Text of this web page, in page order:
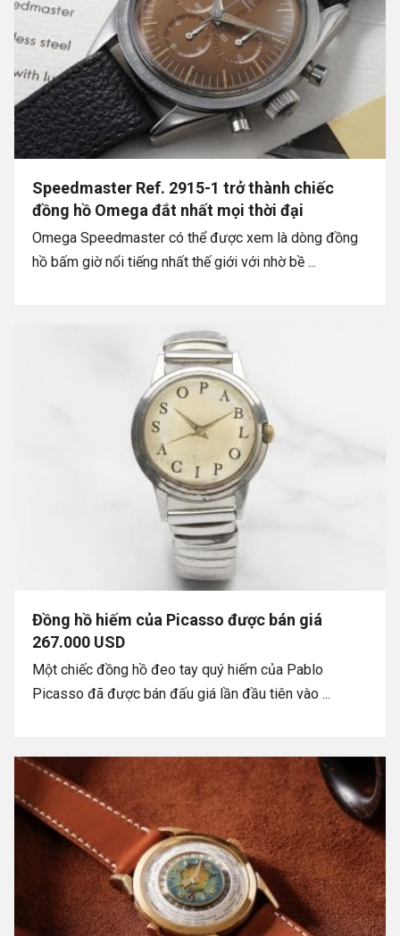
Speedmaster Ref. 2915-1 trở thành chiếc
đồng hồ Omega đắt nhất mọi thời đại
Omega Speedmaster có thể được xem là dòng đồng
hồ bấm giờ nổi tiếng nhất thế giới với nhờ bề ...
Đồng hồ hiếm của Picasso được bán giá
267.000 USD
Một chiếc đồng hồ đeo tay quý hiếm của Pablo
Picasso đã được bán đấu giá lần đầu tiên vào ...